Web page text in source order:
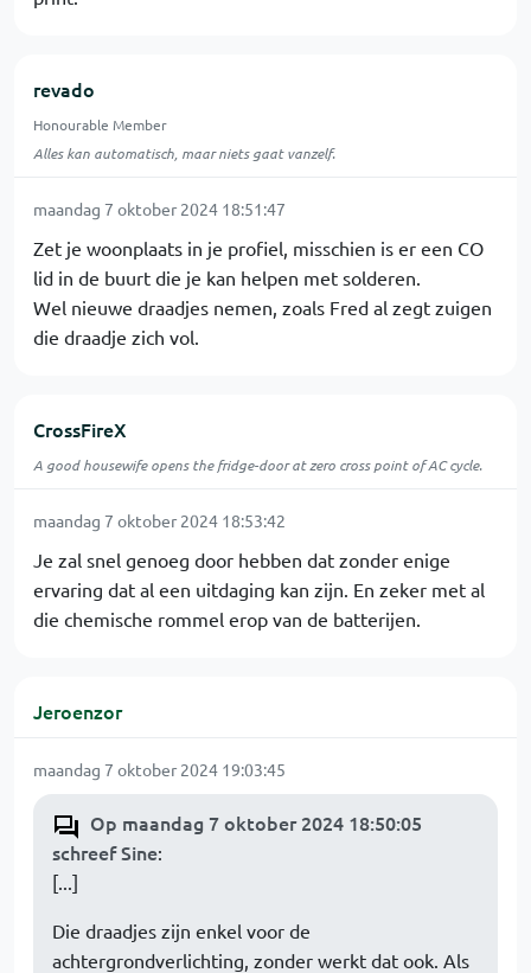
revado
Honourable Member
Alles kan automatisch, maar niets gaat vanzelf.
maandag 7 oktober 2024 18:51:47
Zet je woonplaats in je profiel, misschien is er een CO
lid in de buurt die je kan helpen met solderen.
Wel nieuwe draadjes nemen, zoals Fred al zegt zuigen
die draadje zich vol.
CrossFireX
A good housewife opens the fridge-door at zero cross point of AC cycle.
maandag 7 oktober 2024 18:53:42
Je zal snel genoeg door hebben dat zonder enige
ervaring dat al een uitdaging kan zijn. En zeker met al
die chemische rommel erop van de batterijen.
Jeroenzor
maandag 7 oktober 2024 19:03:45
Op maandag 7 oktober 2024 18:50:05
schreef Sine:
[...]
Die draadjes zijn enkel voor de
achtergrondverlichting, zonder werkt dat ook. Als